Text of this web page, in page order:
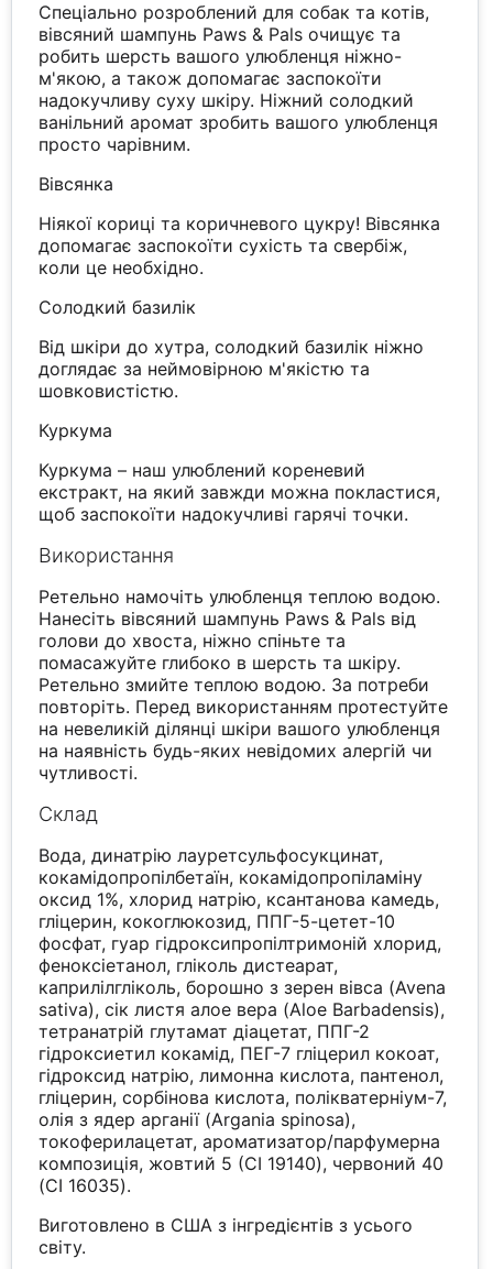
Спеціально розроблений для собак та котів,
вівсяний шампунь Paws & Pals очищує та
робить шерсть вашого улюбленця ніжно-
м'якою, а також допомагає заспокоїти
надокучливу суху шкіру. Ніжний солодкий
ванільний аромат зробить вашого улюбленця
просто чарівним.
Вівсянка
Ніякої кориці та коричневого цукру! Вівсянка
допомагає заспокоїти сухість та свербіж,
коли це необхідно.
Солодкий базилік
Від шкіри до хутра, солодкий базилік ніжно
доглядає за неймовірною м'якістю та
шовковистістю.
Куркума
Куркума – наш улюблений кореневий
екстракт, на який завжди можна покластися,
щоб заспокоїти надокучливі гарячі точки.
Використання
Ретельно намочіть улюбленця теплою водою.
Нанесіть вівсяний шампунь Paws & Pals від
голови до хвоста, ніжно спіньте та
помасажуйте глибоко в шерсть та шкіру.
Ретельно змийте теплою водою. За потреби
повторіть. Перед використанням протестуйте
на невеликій ділянці шкіри вашого улюбленця
на наявність будь-яких невідомих алергій чи
чутливості.
Склад
Вода, динатрію лауретсульфосукцинат,
кокамідопропілбетаїн, кокамідопропіламіну
оксид 1%, хлорид натрію, ксантанова камедь,
гліцерин, кокоглюкозид, ППГ-5-цетет-10
фосфат, гуар гідроксипропілтримоній хлорид,
феноксіетанол, гліколь дистеарат,
каприлілгліколь, борошно з зерен вівса (Avena
sativa), сік листя алое вера (Aloe Barbadensis),
тетранатрій глутамат діацетат, ППГ-2
гідроксиетил кокамід, ПЕГ-7 гліцерил кокоат,
гідроксид натрію, лимонна кислота, пантенол,
гліцерин, сорбінова кислота, полікватерніум-7,
олія з ядер арганії (Argania spinosa),
токоферилацетат, ароматизатор/парфумерна
композиція, жовтий 5 (CI 19140), червоний 40
(CI 16035).
Виготовлено в США з інгредієнтів з усього
світу.